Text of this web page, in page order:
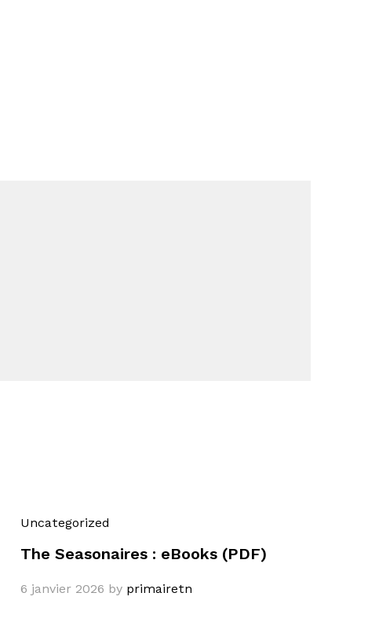
Uncategorized
The Seasonaires : eBooks (PDF)
6 janvier 2026 by primairetn